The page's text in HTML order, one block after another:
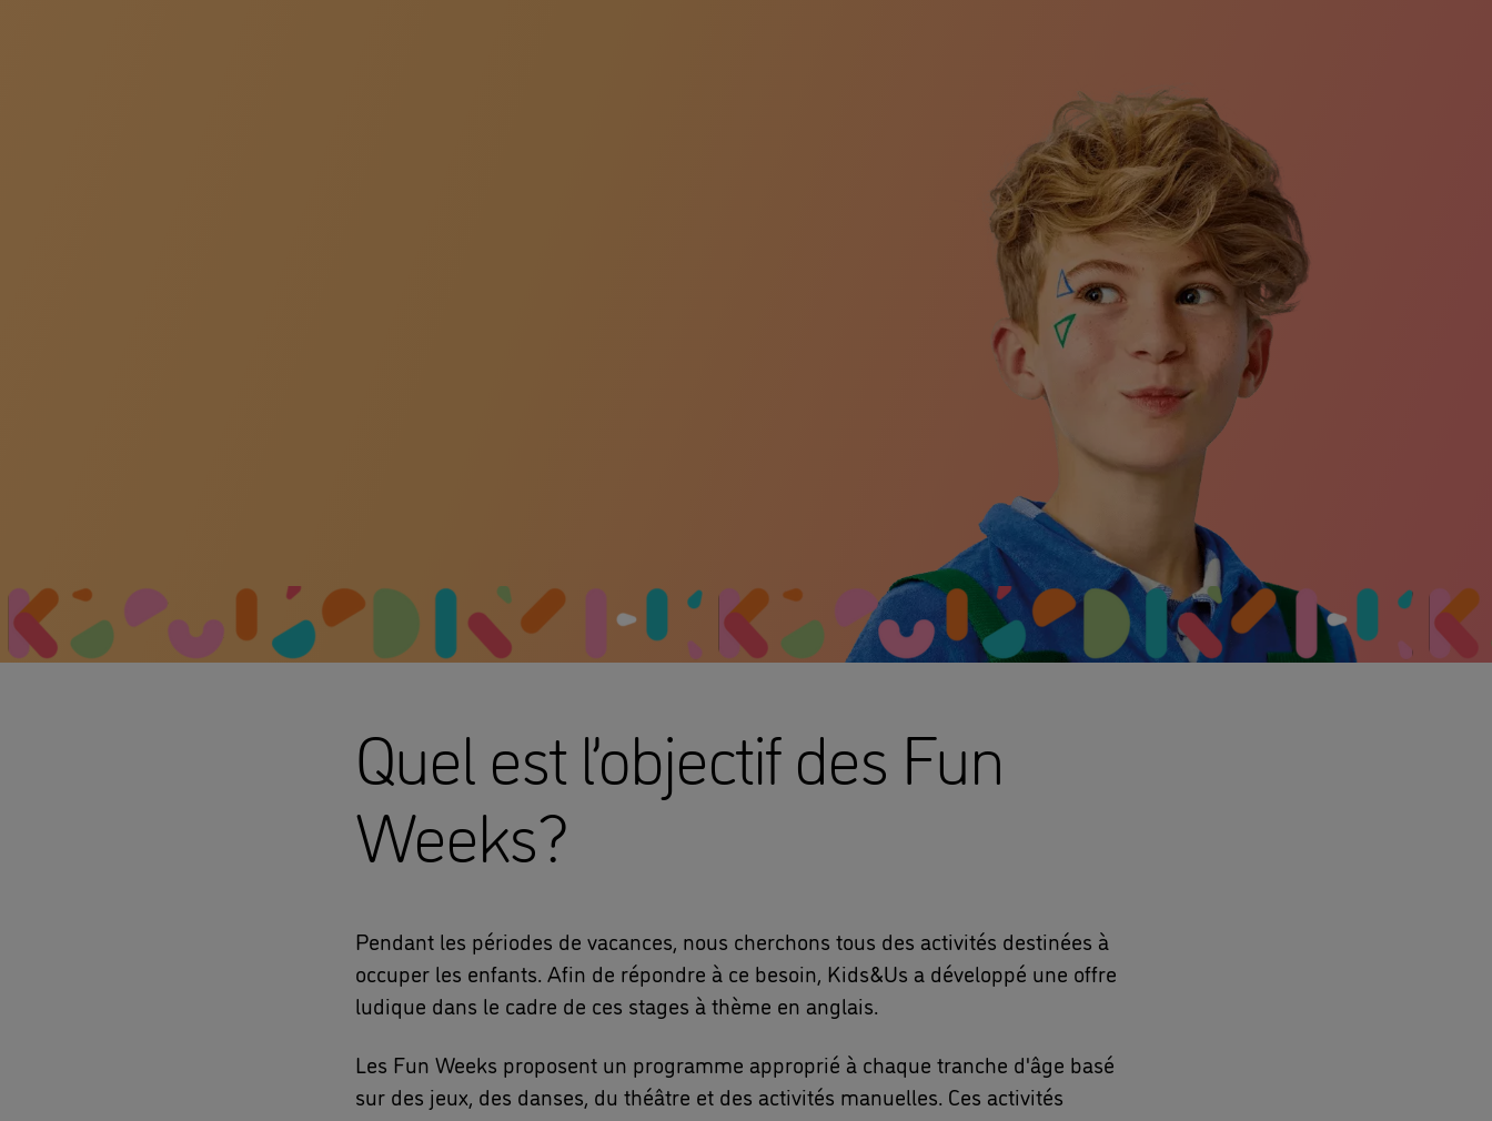
Quel est l’objectif des Fun
Weeks?
Pendant les périodes de vacances, nous cherchons tous des activités destinées à
occuper les enfants. Afin de répondre à ce besoin, Kids&Us a développé une offre
ludique dans le cadre de ces stages à thème en anglais.
Les Fun Weeks proposent un programme approprié à chaque tranche d'âge basé
sur des jeux, des danses, du théâtre et des activités manuelles. Ces activités